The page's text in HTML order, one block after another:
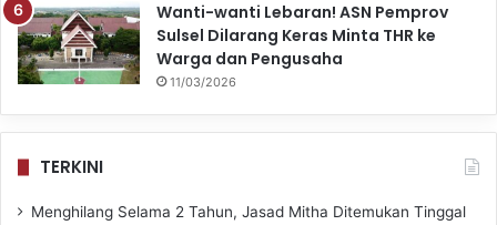
Wanti-wanti Lebaran! ASN Pemprov
Sulsel Dilarang Keras Minta THR ke
Warga dan Pengusaha
11/03/2026
TERKINI
Menghilang Selama 2 Tahun, Jasad Mitha Ditemukan Tinggal